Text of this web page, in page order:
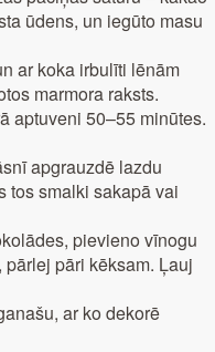
ūdens, un iegūto masu
ar koka irbulīti lēnām
marmora raksts.
aptuveni 50–55 minūtes.
apgrauzdē lazdu
tos smalki sakapā vai
pievieno vīnogu
pāri kēksam. Ļauj
ar ko dekorē